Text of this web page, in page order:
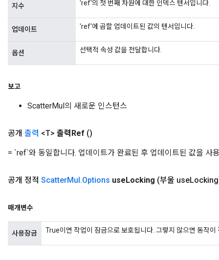
지수 'ref'의 첫 번째 차원에 대한 인덱스 텐서입니다.
업데이트 'ref'에 곱할 업데이트된 값의 텐서입니다.
옵션 선택적 속성 값을 전달합니다.
보고
ScatterMul의 새로운 인스턴스
공개 출력 <T> 출력Ref ()
= `ref`와 동일합니다. 업데이트가 완료된 후 업데이트된 값을 사
공개 정적 ScatterMul.Options useLocking (부울 use
매개변수
사용잠금 True이면 작업이 잠금으로 보호됩니다. 그렇지 않으면 동작